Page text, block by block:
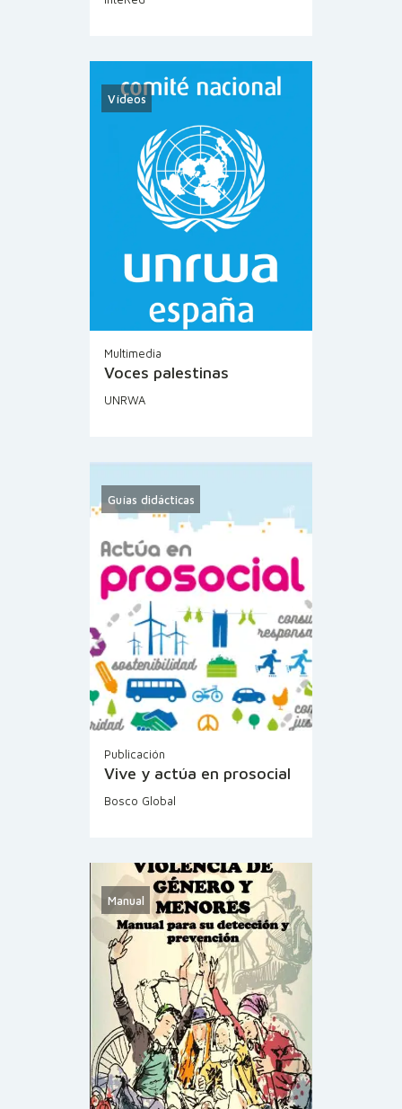
Vídeos
Multimedia
Voces palestinas
UNRWA
Guías didácticas
Publicación
Vive y actúa en prosocial
Bosco Global
Manual